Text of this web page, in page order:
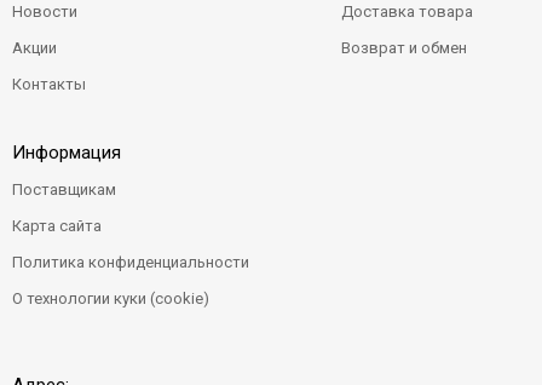
Новости
Акции
Контакты
Доставка товара
Возврат и обмен
Информация
Поставщикам
Карта сайта
Политика конфиденциальности
О технологии куки (cookie)